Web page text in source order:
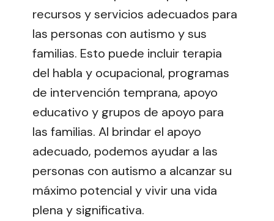
recursos y servicios adecuados para
las personas con autismo y sus
familias. Esto puede incluir terapia
del habla y ocupacional, programas
de intervención temprana, apoyo
educativo y grupos de apoyo para
las familias. Al brindar el apoyo
adecuado, podemos ayudar a las
personas con autismo a alcanzar su
máximo potencial y vivir una vida
plena y significativa.